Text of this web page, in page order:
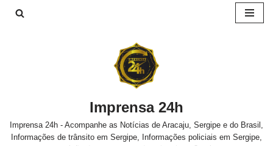
Imprensa 24h
Imprensa 24h - Acompanhe as Notícias de Aracaju, Sergipe e do Brasil,
Informações de trânsito em Sergipe, Informações policiais em Sergipe,